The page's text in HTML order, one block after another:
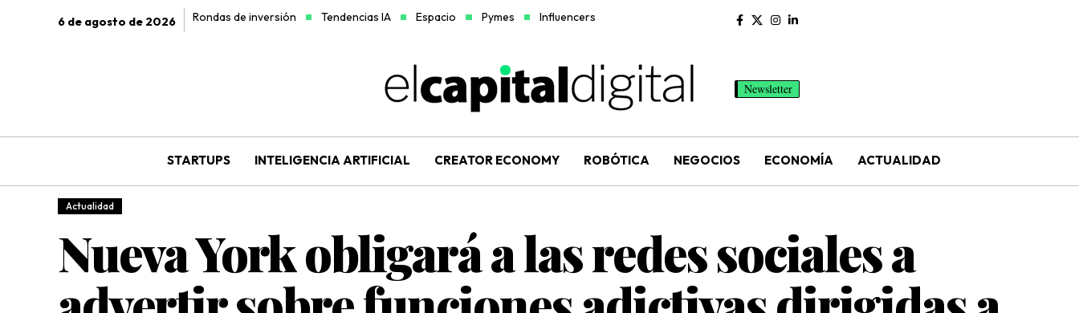
6 de agosto de 2026 Rondas de inversión Tendencias IA Espacio Pymes Influencers
Newsletter
STARTUPS INTELIGENCIA ARTIFICIAL CREATOR ECONOMY ROBÓTICA NEGOCIOS ECONOMÍA ACTUALIDAD
Actualidad
Nueva York obligará a las redes sociales a